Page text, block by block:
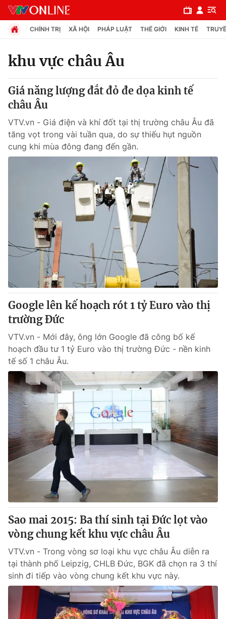
Chuyên mục
Chính trị
Xã hội
Pháp luật
Thế giới
Tin tức
Thế giới đó đây
Câu chuyện quốc tế
Kinh tế
Tài chính
Thị trường
Góc doanh nghiệp
Dữ liệu và đời sống
Truyền hình
Phim VTV
Hậu trường
Nhân vật
Khán giả
Giải sao mai
Giải trí
Điện ảnh
Âm nhạc
Sao
Đời sống
Du lịch
Làm đẹp
Chất lượng cuộc sống
Giáo dục
Tuyển sinh
Học trực tuyến
Công nghệ
Hitech Công nghệ tương lai
Sản phẩm
Thị trường
Tư vấn
Giao lưu trực tuyến
Lịch phát sóng
Chuyên mục khác
Emagazine Podcast
Photo Infographic
Video Shorts video
CHÍNH TRỊ XÃ HỘI PHÁP LUẬT THẾ GIỚI KINH TẾ
khu vực châu Âu
Giá năng lượng đắt đỏ đe dọa kinh tế
châu Âu
VTV.vn - Giá điện và khí đốt tại thị trường châu Âu đã
tăng vọt trong vài tuần qua, do sự thiếu hụt nguồn
cung khi mùa đông đang đến gần.
Google lên kế hoạch rót 1 tỷ Euro vào thị
trường Đức
VTV.vn - Mới đây, ông lớn Google đã công bố kế
hoạch đầu tư 1 tỷ Euro vào thị trường Đức - nền kinh
tế số 1 châu Âu.
Sao mai 2015: Ba thí sinh tại Đức lọt vào
vòng chung kết khu vực châu Âu
VTV.vn - Trong vòng sơ loại khu vực châu Âu diễn ra
tại thành phố Leipzig, CHLB Đức, BGK đã chọn ra 3 thí
sinh đi tiếp vào vòng chung kết khu vực này.